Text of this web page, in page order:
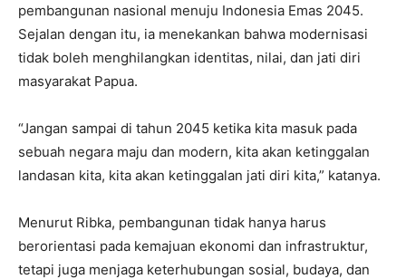
pembangunan nasional menuju Indonesia Emas 2045.
Sejalan dengan itu, ia menekankan bahwa modernisasi
tidak boleh menghilangkan identitas, nilai, dan jati diri
masyarakat Papua.
“Jangan sampai di tahun 2045 ketika kita masuk pada
sebuah negara maju dan modern, kita akan ketinggalan
landasan kita, kita akan ketinggalan jati diri kita,” katanya.
Menurut Ribka, pembangunan tidak hanya harus
berorientasi pada kemajuan ekonomi dan infrastruktur,
tetapi juga menjaga keterhubungan sosial, budaya, dan